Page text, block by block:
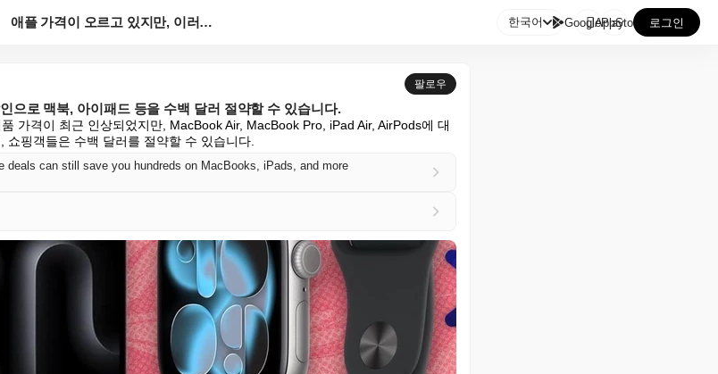
애플 가격이 오르고 있지만, 이러한 할인으로 맥북, 아... 한국어 GooglePlay
AppStore 로그인
팔로우
으로 맥북, 아이패드 등을 수백 달러 절약할 수 있습니다.
가격이 최근 인상되었지만, MacBook Air, MacBook Pro, iPad Air, AirPods에 대
핑객들은 수백 달러를 절약할 수 있습니다.
deals can still save you hundreds on MacBooks, iPads, and more